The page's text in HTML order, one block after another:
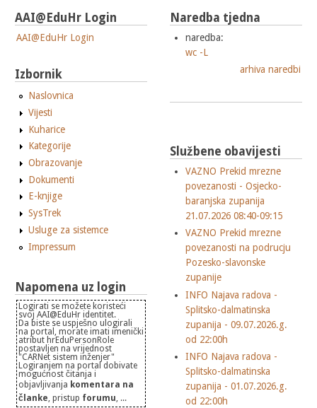
AAI@EduHr Login
AAI@EduHr Login
Izbornik
Naslovnica
Vijesti
Kuharice
Kategorije
Obrazovanje
Dokumenti
E-knjige
SysTrek
Usluge za sistemce
Impressum
Napomena uz login
Logirati se možete koristeći
svoj AAI@EduHr identitet.
Da biste se uspješno ulogirali
na portal, morate imati imenički
atribut hrEduPersonRole
postavljen na vrijednost
"CARNet sistem inženjer"
Logiranjem na portal dobivate
mogućnost čitanja i
objavljivanja komentara na
članke , pristup forumu , ...
Naredba tjedna
naredba:
wc -L
arhiva naredbi
Službene obavijesti
VAZNO Prekid mrezne
povezanosti - Osjecko-
baranjska zupanija
21.07.2026 08:40-09:15
VAZNO Prekid mrezne
povezanosti na podrucju
Pozesko-slavonske
zupanije
INFO Najava radova -
Splitsko-dalmatinska
zupanija - 09.07.2026.g.
od 22:00h
INFO Najava radova -
Splitsko-dalmatinska
zupanija - 01.07.2026.g.
od 22:00h